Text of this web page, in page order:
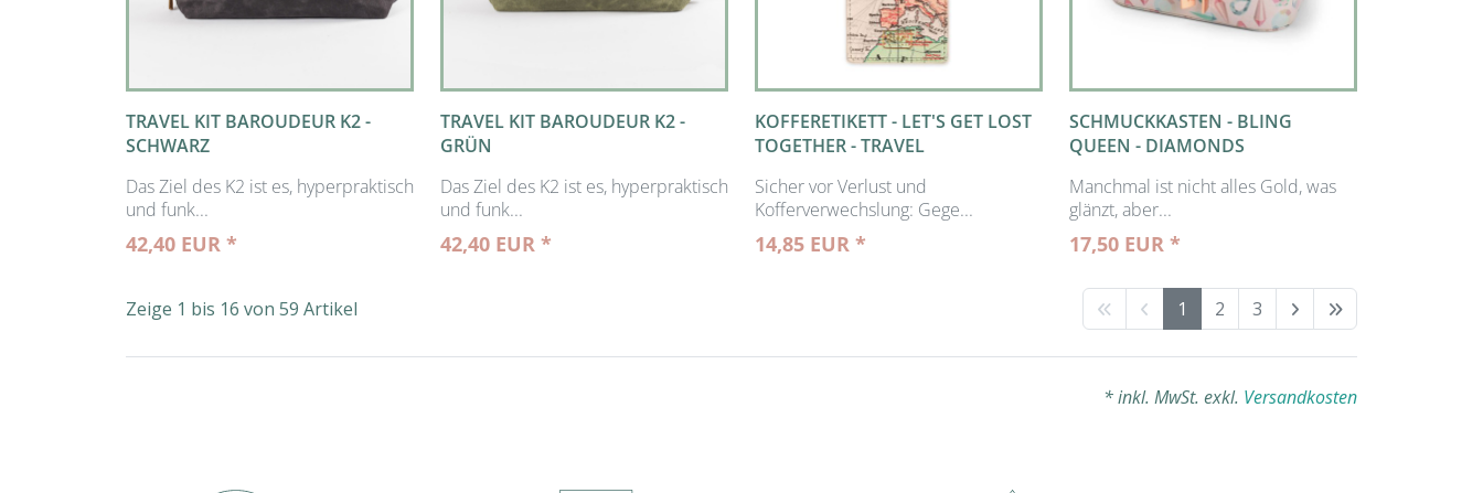
TRAVEL KIT BAROUDEUR K2 -
SCHWARZ
Das Ziel des K2 ist es, hyperpraktisch
und funk...
42,40 EUR *
TRAVEL KIT BAROUDEUR K2 -
GRÜN
Das Ziel des K2 ist es, hyperpraktisch
und funk...
42,40 EUR *
KOFFERETIKETT - LET'S GET LOST
TOGETHER - TRAVEL
Sicher vor Verlust und
Kofferverwechslung: Gege...
14,85 EUR *
SCHMUCKKASTEN - BLING
QUEEN - DIAMONDS
Manchmal ist nicht alles Gold, was
glänzt, aber...
17,50 EUR *
Zeige 1 bis 16 von 59 Artikel 1 2 3
* inkl. MwSt. exkl. Versandkosten